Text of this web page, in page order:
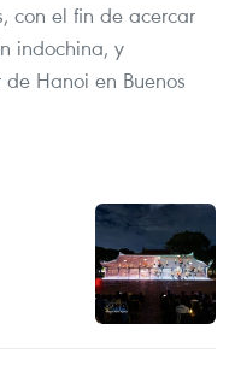
con el fin de acercar
indochina, y
Hanoi en Buenos